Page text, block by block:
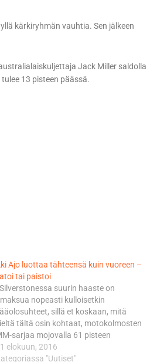
kärkiryhmän vauhtia. Sen jälkeen
Jack Miller saldolla
13 pisteen päässä.
Ajo luottaa tähteensä kuin vuoreen –
tai paistoi
suurin haaste on
nopeasti kulloisetkin
sillä et koskaan, mitä
tältä osin kohtaat, motokolmosten
sarjaa mojovalla 61 pisteen
johtava Red Bull KTM Ajo-
Brad Binder kiteyttää useimmiten
elokuun, 2016
"Uutiset"